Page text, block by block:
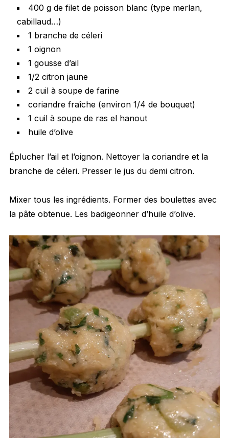
400 g de filet de poisson blanc (type merlan,
cabillaud…)
1 branche de céleri
1 oignon
1 gousse d’ail
1/2 citron jaune
2 cuil à soupe de farine
coriandre fraîche (environ 1/4 de bouquet)
1 cuil à soupe de ras el hanout
huile d’olive
Éplucher l’ail et l’oignon. Nettoyer la coriandre et la
branche de céleri. Presser le jus du demi citron.
Mixer tous les ingrédients. Former des boulettes avec
la pâte obtenue. Les badigeonner d’huile d’olive.